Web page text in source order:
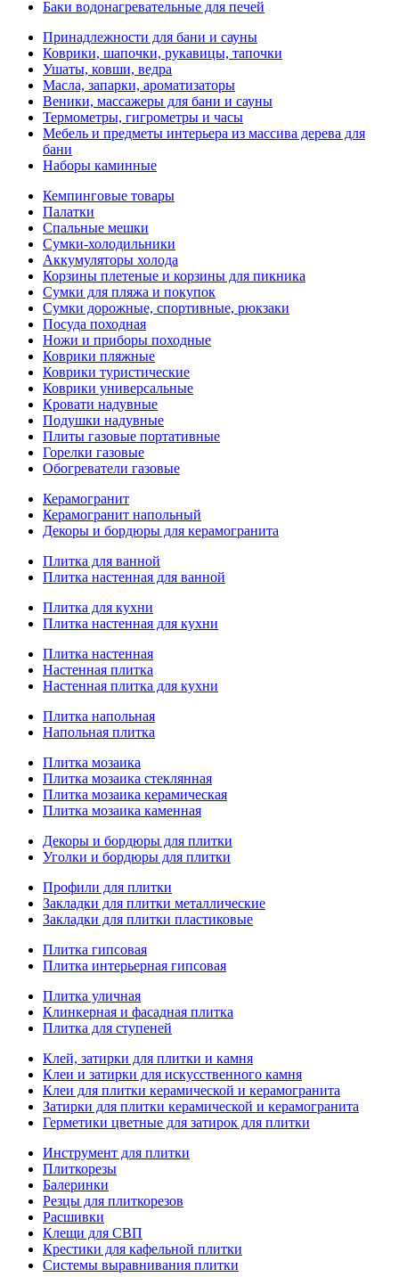
Баки водонагревательные для печей
Принадлежности для бани и сауны
Коврики, шапочки, рукавицы, тапочки
Ушаты, ковши, ведра
Масла, запарки, ароматизаторы
Веники, массажеры для бани и сауны
Термометры, гигрометры и часы
Мебель и предметы интерьера из массива дерева для
бани
Наборы каминные
Кемпинговые товары
Палатки
Спальные мешки
Сумки-холодильники
Аккумуляторы холода
Корзины плетеные и корзины для пикника
Сумки для пляжа и покупок
Сумки дорожные, спортивные, рюкзаки
Посуда походная
Ножи и приборы походные
Коврики пляжные
Коврики туристические
Коврики универсальные
Кровати надувные
Подушки надувные
Плиты газовые портативные
Горелки газовые
Обогреватели газовые
Керамогранит
Керамогранит напольный
Декоры и бордюры для керамогранита
Плитка для ванной
Плитка настенная для ванной
Плитка для кухни
Плитка настенная для кухни
Плитка настенная
Настенная плитка
Настенная плитка для кухни
Плитка напольная
Напольная плитка
Плитка мозаика
Плитка мозаика стеклянная
Плитка мозаика керамическая
Плитка мозаика каменная
Декоры и бордюры для плитки
Уголки и бордюры для плитки
Профили для плитки
Закладки для плитки металлические
Закладки для плитки пластиковые
Плитка гипсовая
Плитка интерьерная гипсовая
Плитка уличная
Клинкерная и фасадная плитка
Плитка для ступеней
Клей, затирки для плитки и камня
Клеи и затирки для искусственного камня
Клеи для плитки керамической и керамогранита
Затирки для плитки керамической и керамогранита
Герметики цветные для затирок для плитки
Инструмент для плитки
Плиткорезы
Балеринки
Резцы для плиткорезов
Расшивки
Клещи для СВП
Крестики для кафельной плитки
Системы выравнивания плитки